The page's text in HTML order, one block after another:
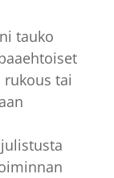
tauko
tai